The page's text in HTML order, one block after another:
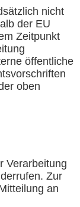
nicht
der EU
Zeitpunkt
öffentliche
oben
Verarbeitung
Zur
an